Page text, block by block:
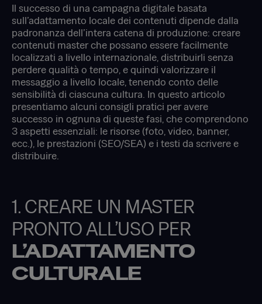
Il successo di una campagna digitale basata
sull’adattamento locale dei contenuti dipende dalla
padronanza dell’intera catena di produzione: creare
contenuti master che possano essere facilmente
localizzati a livello internazionale, distribuirli senza
perdere qualità o tempo, e quindi valorizzare il
messaggio a livello locale, tenendo conto delle
sensibilità di ciascuna cultura. In questo articolo
presentiamo alcuni consigli pratici per avere
successo in ognuna di queste fasi, che comprendono
3 aspetti essenziali: le risorse (foto, video, banner,
ecc.), le prestazioni (SEO/SEA) e i testi da scrivere e
distribuire.
1. CREARE UN MASTER
PRONTO ALL’USO PER
L’ADATTAMENTO
CULTURALE